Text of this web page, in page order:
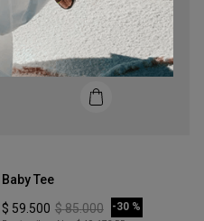
Baby Tee
$ 59 500 $85.000 -30 %